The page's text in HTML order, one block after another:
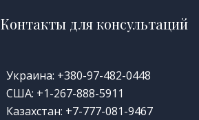
Контакты для консультаций
Украина: +380-97-482-0448
США: +1-267-888-5911
Казахстан: +7-777-081-9467